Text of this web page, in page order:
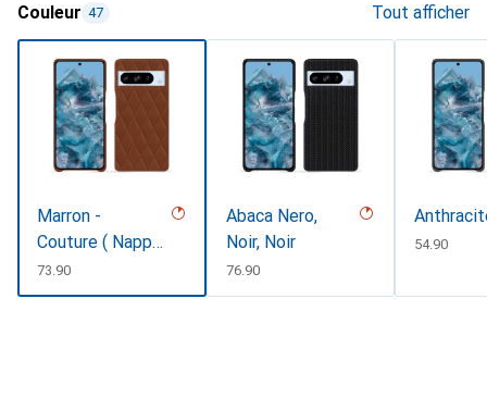
Couleur 47 Tout afficher
Marron -
Couture ( Nappa
- Pantone
#8B4720 )
CHF
73.90
Abaca Nero,
Noir, Noir
CHF
76.90
CHF
54.90